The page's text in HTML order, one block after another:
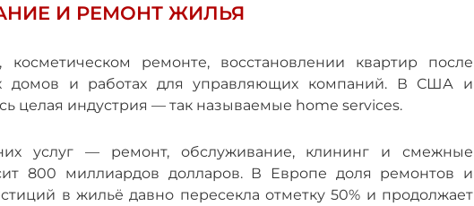
И РЕМОНТ ЖИЛЬЯ
косметическом ремонте, восстановлении квартир после
домов и работах для управляющих компаний. В США и
целая индустрия — так называемые home services.
услуг — ремонт, обслуживание, клининг и смежные
800 миллиардов долларов. В Европе доля ремонтов и
в жильё давно пересекла отметку 50% и продолжает